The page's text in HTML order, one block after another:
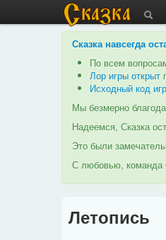
Сказка навсегда
По всем
Лор игры открыт
Исходный код
Мы безмерно
Надеемся, Сказка
Это были
С любовью, команда
Летопись